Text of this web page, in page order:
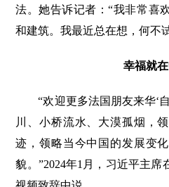
法。她告诉记者：“我非常喜
和建筑。我最近总在想，何不
幸福就
“欢迎更多法国朋友来华‘自
川、小桥流水、大漠孤烟，
迹，领略当今中国的发展变
貌。”2024年1月，习近平主席